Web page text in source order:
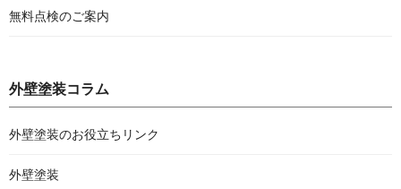
無料点検のご案内
外壁塗装コラム
外壁塗装のお役立ちリンク
外壁塗装